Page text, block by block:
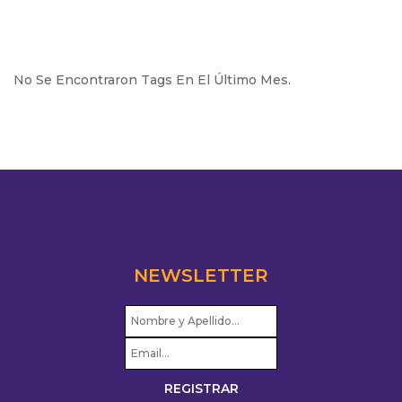
No Se Encontraron Tags En El Último Mes.
NEWSLETTER